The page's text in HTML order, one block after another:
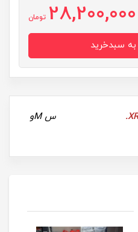
28,200,000 تومان
س Mو